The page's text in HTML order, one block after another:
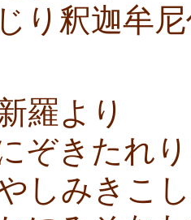
り釈迦牟
羅より
ぞきたれ
しみきこ